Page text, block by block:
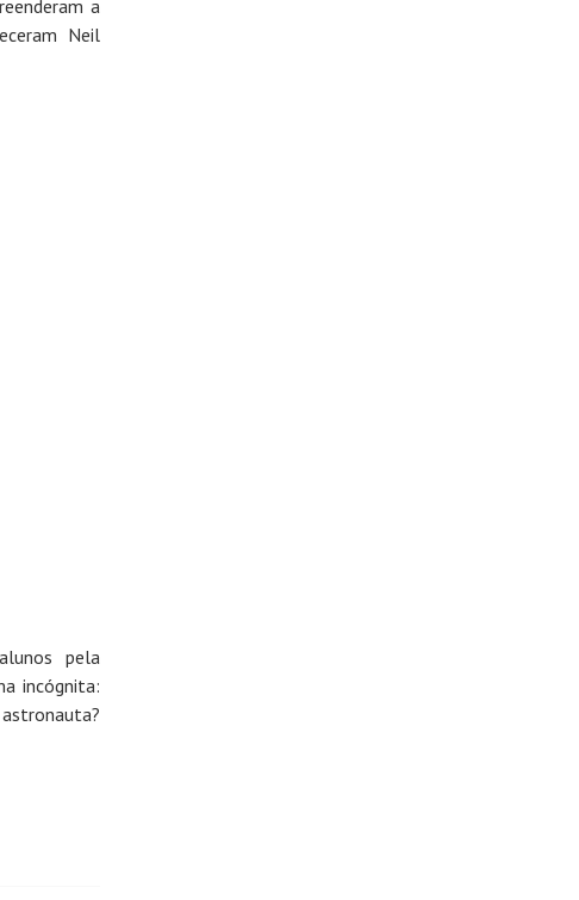
a
Neil
pela
incógnita: